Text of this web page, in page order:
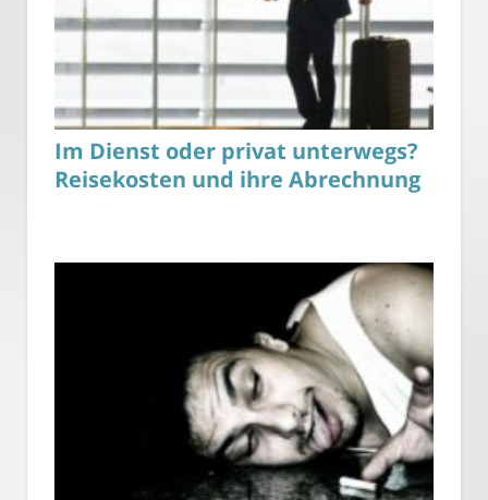
Im Dienst oder privat unterwegs?
Reisekosten und ihre Abrechnung